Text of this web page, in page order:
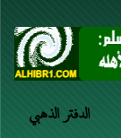
الدفتر الذهبي